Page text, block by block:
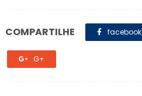
COMPARTILHE facebook
G+